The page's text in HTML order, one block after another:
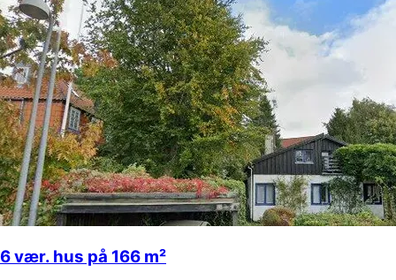
6 vær. hus på 166 m²